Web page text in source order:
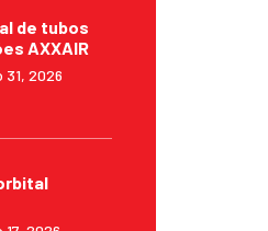
de tubos
AXXAIR
2026